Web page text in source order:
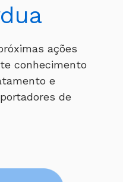
ações
conhecimento
e
de